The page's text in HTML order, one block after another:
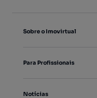
Sobre o Imovirtual
Para Profissionais
Notícias